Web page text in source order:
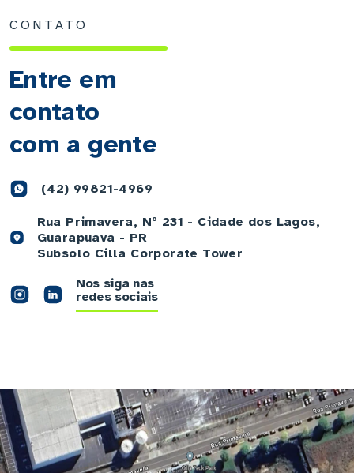
CONTATO
Entre em
contato
com a gente
(42) 99821-4969
Rua Primavera, Nº 231 - Cidade dos Lagos,
Guarapuava - PR
Subsolo Cilla Corporate Tower
Nos siga nas
redes sociais